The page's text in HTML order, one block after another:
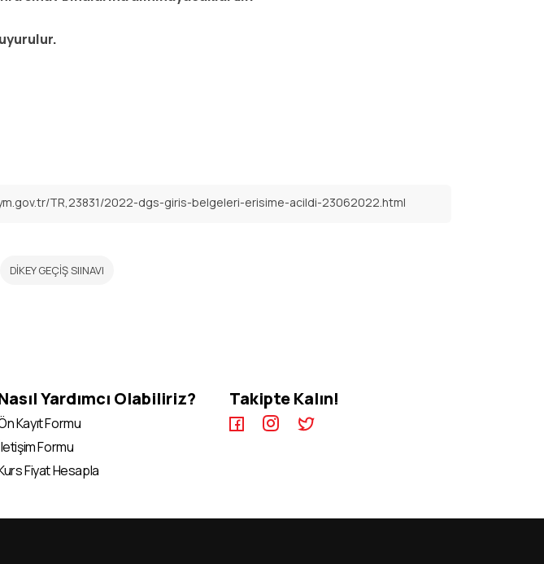
TR,23831/2022-dgs-giris-belgeleri-erisime-acildi-23062022.html
DİKEY GEÇİŞ SIINAVI
Yardımcı Olabiliriz?
Kayıt Formu
Formu
Fiyat Hesapla
Takipte Kalın!